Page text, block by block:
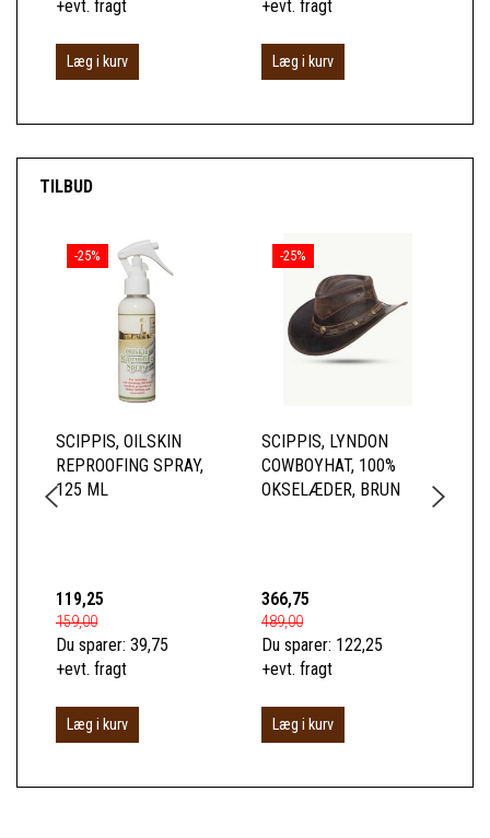
+evt. fragt
Læg i kurv
+evt. fragt
Læg i kurv
TILBUD
-25%
SCIPPIS, OILSKIN
REPROOFING SPRAY,
125 ML
119,25
159,00
Du sparer: 39,75
+evt. fragt
Læg i kurv
-25%
SCIPPIS, LYNDON
COWBOYHAT, 100%
OKSELÆDER, BRUN
366,75
489,00
Du sparer: 122,25
+evt. fragt
Læg i kurv